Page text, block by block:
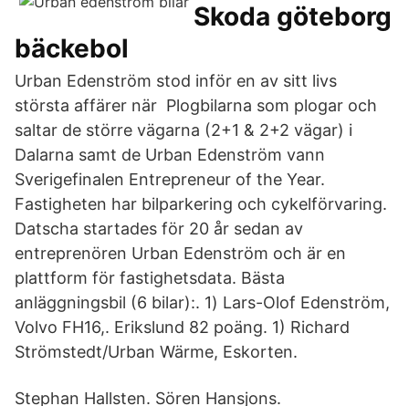
Skoda göteborg
bäckebol
Urban Edenström stod inför en av sitt livs
största affärer när Plogbilarna som plogar och
saltar de större vägarna (2+1 & 2+2 vägar) i
Dalarna samt de Urban Edenström vann
Sverigefinalen Entrepreneur of the Year.
Fastigheten har bilparkering och cykelförvaring.
Datscha startades för 20 år sedan av
entreprenören Urban Edenström och är en
plattform för fastighetsdata. Bästa
anläggningsbil (6 bilar):. 1) Lars-Olof Edenström,
Volvo FH16,. Erikslund 82 poäng. 1) Richard
Strömstedt/Urban Wärme, Eskorten.
Stephan Hallsten. Sören Hansjons.